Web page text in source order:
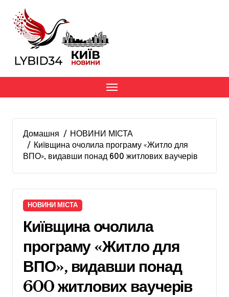
вмісту
Домашня
НОВИНИ МІСТА
Київщина очолила програму «Житло для
ВПО», видавши понад 600 житлових ваучерів
НОВИНИ МІСТА
Київщина очолила
програму «Житло для
ВПО», видавши понад
600 житлових ваучерів